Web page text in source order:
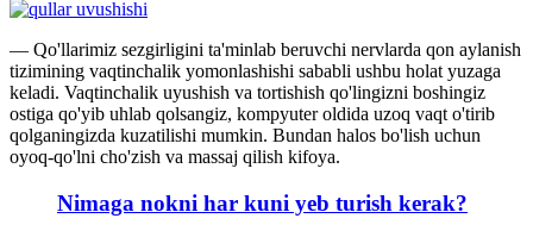
— Qo'llarimiz sezgirligini ta'minlab beruvchi nervlarda qon aylanish
tizimining vaqtinchalik yomonlashishi sababli ushbu holat yuzaga
keladi. Vaqtinchalik uyushish va tortishish qo'lingizni boshingiz
ostiga qo'yib uhlab qolsangiz, kompyuter oldida uzoq vaqt o'tirib
qolganingizda kuzatilishi mumkin. Bundan halos bo'lish uchun
oyoq-qo'lni cho'zish va massaj qilish kifoya.
Nimaga nokni har kuni yeb turish kerak?